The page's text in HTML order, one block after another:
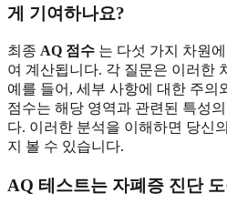
게 기여하나요?
최종 AQ 점수 는 다섯 가지 차원
여 계산됩니다. 각 질문은 이러한
예를 들어, 세부 사항에 대한 주의
점수는 해당 영역과 관련된 특성
다. 이러한 분석을 이해하면 당신
지 볼 수 있습니다.
AQ 테스트는 자폐증 진단